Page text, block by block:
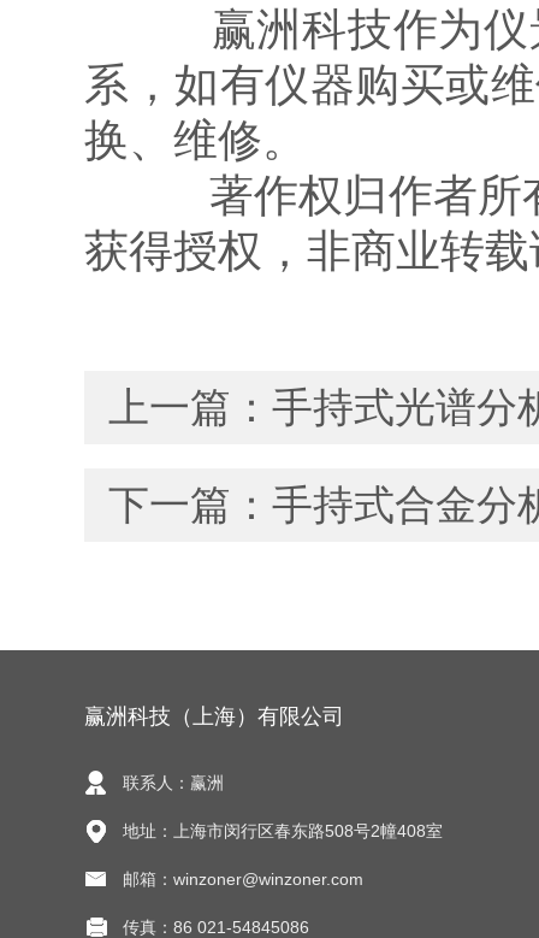
赢洲科技作为仪
系，如有仪器购买或
换、维修。
著作权归作者所有
获得授权，非商业转
上一篇： 手持式光谱分
下一篇： 手持式合金分
赢洲科技（上海）有限公司
联系人：赢洲
地址：上海市闵行区春东路508号2幢408室
邮箱：winzoner@winzoner.com
传真：86 021-54845086